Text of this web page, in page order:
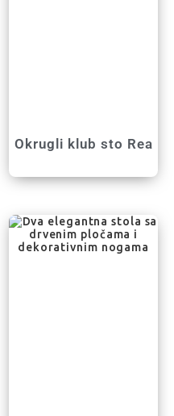
Okrugli klub sto Rea